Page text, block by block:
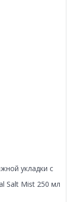
укладки с
Salt Mist 250 мл